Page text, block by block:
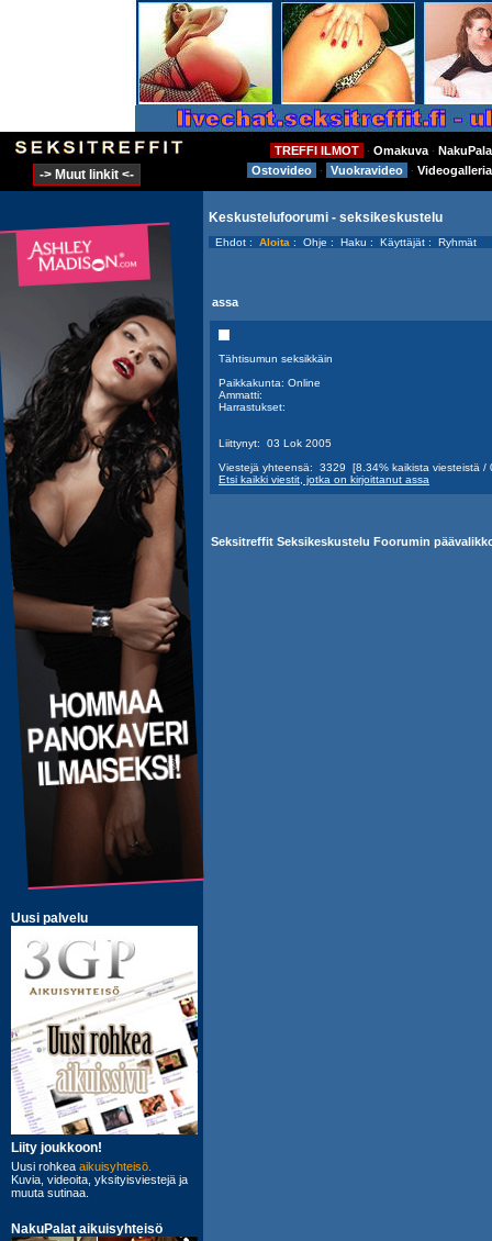
TREFFI ILMOT ⋅ Omakuva ⋅
Ostovideo
⋅ Vuokravideo ⋅ Videogalleria
-> Muut linkit <-
Keskustelufoorumi - seksikeskustelu
Ehdot : Aloita : Ohje : Haku : Käyttäjät : Ryhmät
assa
Tähtisumun seksikkäin
Paikkakunta: Online
Ammatti:
Harrastukset:
Liittynyt: 03 Lok 2005
Viestejä yhteensä: 3329 [8.34% kaikista viesteistä /
Etsi kaikki viestit, jotka on kirjoittanut assa
Seksitreffit Seksikeskustelu Foorumin